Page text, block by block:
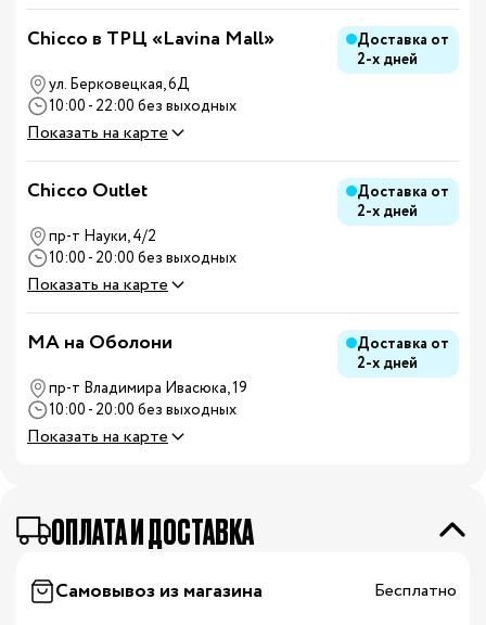
Chicco в ТРЦ «Lavina Mall»
Доставка от
2-х дней
ул. Берковецкая, 6Д
10:00 - 22:00 без выходных
Показать на карте
Chicco Outlet
Доставка от
2-х дней
пр-т Науки, 4/2
10:00 - 20:00 без выходных
Показать на карте
MA на Оболони
Доставка от
2-х дней
пр-т Владимира Ивасюка, 19
10:00 - 20:00 без выходных
Показать на карте
ОПЛАТА И ДОСТАВКА
Самовывоз из магазина
Бесплатно